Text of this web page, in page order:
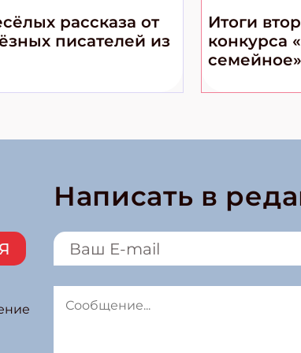
рассказа от
писателей из
Итоги
конкурса
семейное»
Написать в